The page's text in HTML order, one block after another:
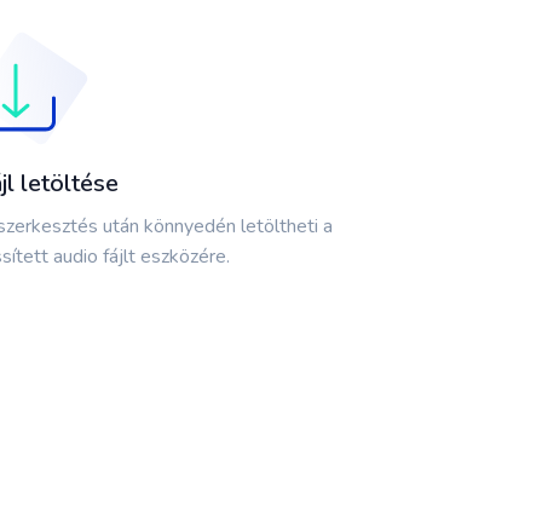
letöltése
után könnyedén letöltheti a
audio fájlt eszközére.